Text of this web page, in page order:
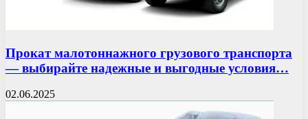
Прокат малотоннажного грузового транспорта
— выбирайте надежные и выгодные условия…
02.06.2025